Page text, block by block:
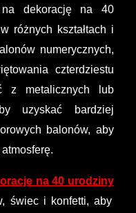
na dekorację na 40
różnych kształtach i
numerycznych,
czterdziestu
z metalicznych lub
uzyskać bardziej
balonów, aby
na 40 urodziny
świec i konfetti, aby